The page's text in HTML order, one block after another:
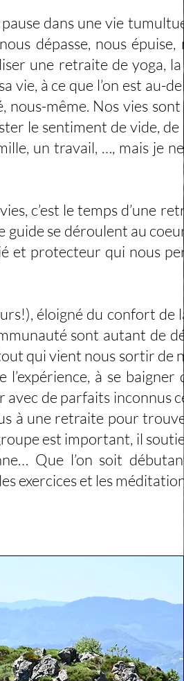
dans une vie
dépasse, nous épuise,
une retraite de yoga,
à ce que l’on est au-
même. Nos vies
le sentiment de vide, de
un travail, …, mais je
c’est le temps d’une
guide se déroulent au
et protecteur qui nous
éloigné du confort de
sont autant de
qui vient nous sortir de
à se baigner
avec de parfaits inconnus
à une retraite pour
est important, il
Que l’on soit
exercices et les